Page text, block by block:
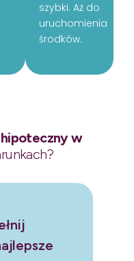
szybki. Aż do
uruchomienia
środków.
w